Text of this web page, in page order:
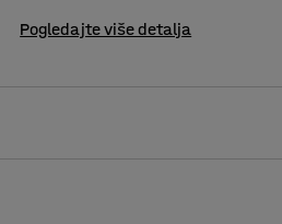
Pogledajte više detalja
prostora i može se